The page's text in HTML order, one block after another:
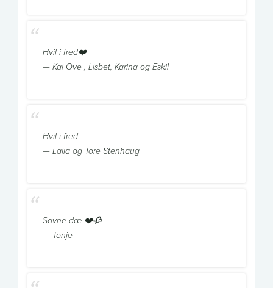
Hvil i fred❤️
— Kai Ove , Lisbet, Karina og Eskil
Hvil i fred
— Laila og Tore Stenhaug
Savne dæ ❤️🥀
— Tonje